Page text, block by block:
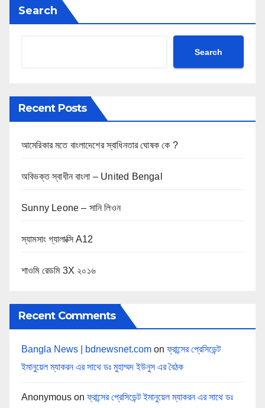
Search
Search
Recent Posts
আমেরিকার মতে বাংলাদেশের স্বাধিনতার ঘোষক কে ?
অবিভক্ত স্বাধীন বাংলা – United Bengal
Sunny Leone – সানি লিওন
স্যামসাং গ্যালাক্সি A12
শাওমি রেডমি 3X ২০১৬
Recent Comments
Bangla News | bdnewsnet.com onফ্রান্সের প্রেসিডেন্ট
ইমানুয়েল ম্যাকরন এর সাথে ডঃ মুহাম্মদ ইউনুস এর বৈঠক
Anonymous onফ্রান্সের প্রেসিডেন্ট ইমানুয়েল ম্যাকরন এর সাথে ডঃ